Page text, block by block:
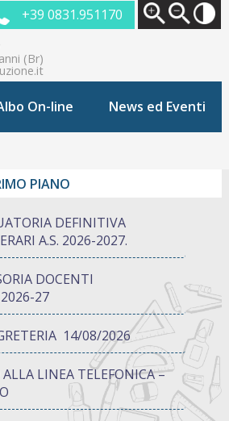
+39 0831.951170
(Br)
On-line News ed Eventi
PIANO
DEFINITIVA
A.S. 2026-2027.
DOCENTI
27
14/08/2026
LINEA TELEFONICA –